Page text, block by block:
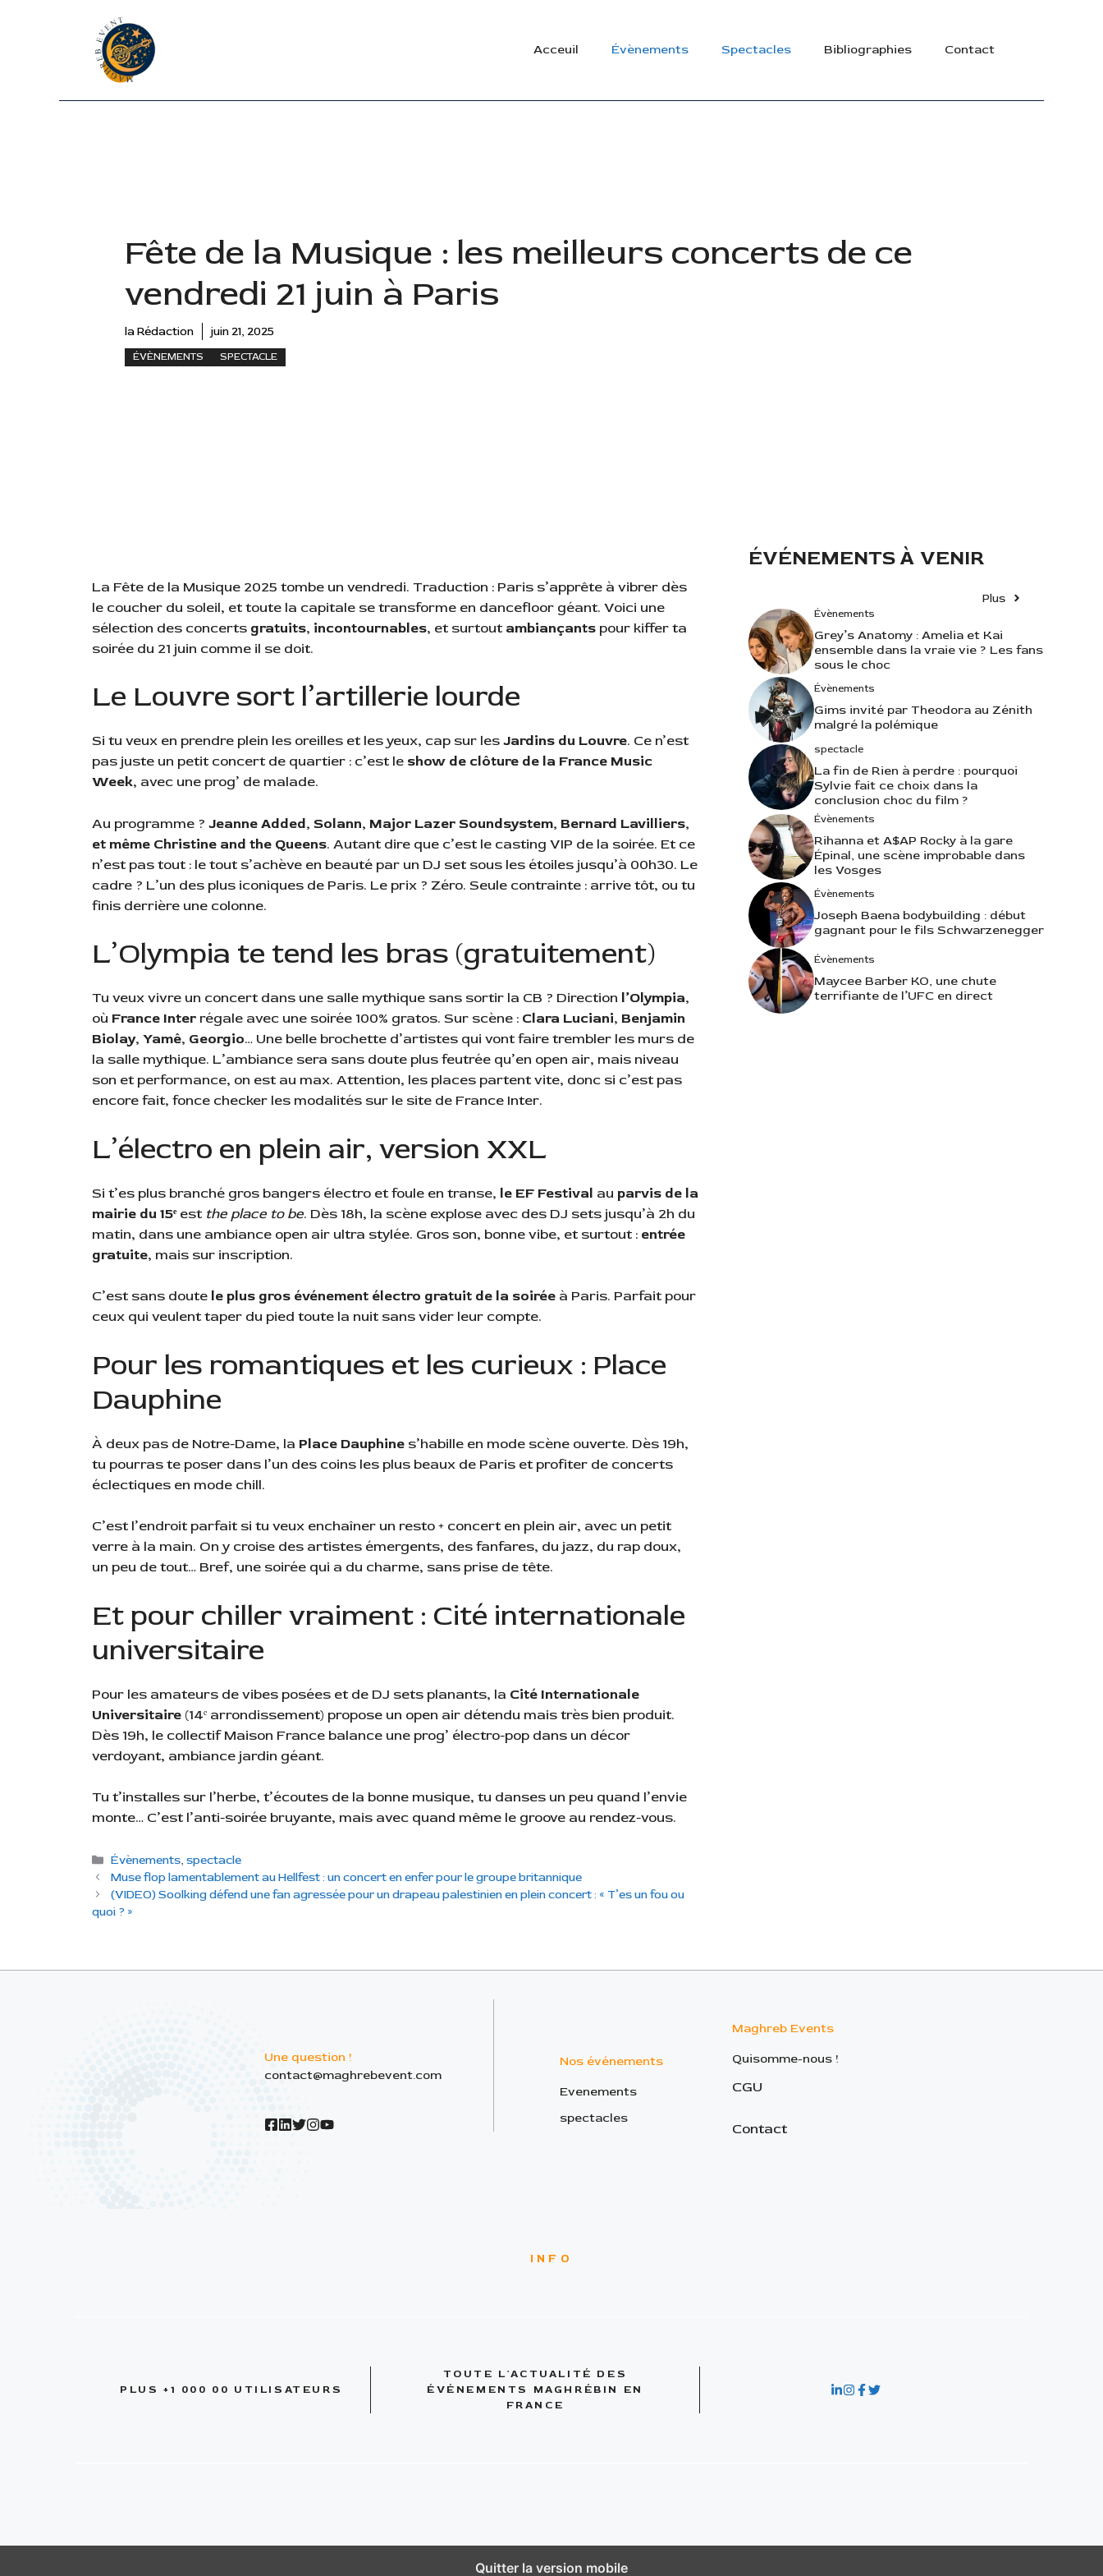
Acceuil Évènements Spectacles Bibliographies Contact
Fête de la Musique : les meilleurs concerts de ce
vendredi 21 juin à Paris
la Rédaction juin 21, 2025
ÉVÈNEMENTS SPECTACLE
La Fête de la Musique 2025 tombe un vendredi. Traduction : Paris s’apprête à vibrer dès
le coucher du soleil, et toute la capitale se transforme en dancefloor géant. Voici une
sélection des concerts gratuits, incontournables, et surtout ambiançants pour kiffer ta
soirée du 21 juin comme il se doit.
Le Louvre sort l’artillerie lourde
Si tu veux en prendre plein les oreilles et les yeux, cap sur lesJardins du Louvre. Ce n’est
pas juste un petit concert de quartier : c’est le show de clôture de la France Music
Week, avec une prog’ de malade.
Au programme ? Jeanne Added, Solann, Major Lazer Soundsystem, Bernard Lavilliers,
et même Christine and the Queens. Autant dire que c’est le casting VIP de la soirée. Et ce
n’est pas tout : le tout s’achève en beauté par un DJ set sous les étoiles jusqu’à 00h30. Le
cadre ? L’un des plus iconiques de Paris. Le prix ? Zéro. Seule contrainte : arrive tôt, ou tu
finis derrière une colonne.
L’Olympia te tend les bras (gratuitement)
Tu veux vivre un concert dans une salle mythique sans sortir la CB ? Direction l’Olympia,
où France Inter régale avec une soirée 100% gratos. Sur scène : Clara Luciani, Benjamin
Biolay, Yamê, Georgio… Une belle brochette d’artistes qui vont faire trembler les murs de
la salle mythique. L’ambiance sera sans doute plus feutrée qu’en open air, mais niveau
son et performance, on est au max. Attention, les places partent vite, donc si c’est pas
encore fait, fonce checker les modalités sur le site de France Inter.
L’électro en plein air, version XXL
Si t’es plus branché gros bangers électro et foule en transe, le EF Festival au parvis de la
mairie du 15ᵉ est the place to be. Dès 18h, la scène explose avec des DJ sets jusqu’à 2h du
matin, dans une ambiance open air ultra stylée. Gros son, bonne vibe, et surtout : entrée
gratuite, mais sur inscription.
C’est sans doute le plus gros événement électro gratuit de la soirée à Paris. Parfait pour
ceux qui veulent taper du pied toute la nuit sans vider leur compte.
Pour les romantiques et les curieux : Place
Dauphine
À deux pas de Notre-Dame, la Place Dauphine s’habille en mode scène ouverte. Dès 19h,
tu pourras te poser dans l’un des coins les plus beaux de Paris et profiter de concerts
éclectiques en mode chill.
C’est l’endroit parfait si tu veux enchaîner un resto + concert en plein air, avec un petit
verre à la main. On y croise des artistes émergents, des fanfares, du jazz, du rap doux,
un peu de tout… Bref, une soirée qui a du charme, sans prise de tête.
Et pour chiller vraiment : Cité internationale
universitaire
Pour les amateurs de vibes posées et de DJ sets planants, la Cité Internationale
Universitaire (14ᵉ arrondissement) propose un open air détendu mais très bien produit.
Dès 19h, le collectif Maison France balance une prog’ électro-pop dans un décor
verdoyant, ambiance jardin géant.
Tu t’installes sur l’herbe, t’écoutes de la bonne musique, tu danses un peu quand l’envie
monte… C’est l’anti-soirée bruyante, mais avec quand même le groove au rendez-vous.
C
a
t
é
Évènements,spectacle
Muse flop lamentablement au Hellfest : un concert en enfer pour le groupe britannique
(VIDEO) Soolking défend une fan agressée pour un drapeau palestinien en plein concert : « T’es un fou ou
quoi ? »
ÉVÉNEMENTS À VENIR
Plus
Évènements
Grey’s Anatomy : Amelia et Kai
ensemble dans la vraie vie ? Les fans
sous le choc
Évènements
Gims invité par Theodora au Zénith
malgré la polémique
spectacle
La fin de Rien à perdre : pourquoi
Sylvie fait ce choix dans la
conclusion choc du film ?
Évènements
Rihanna et A$AP Rocky à la gare
Épinal, une scène improbable dans
les Vosges
Évènements
Joseph Baena bodybuilding : début
gagnant pour le fils Schwarzenegger
Évènements
Maycee Barber KO, une chute
terrifiante de l’UFC en direct
Une question !
contact@maghrebevent.com
Nos événements
Evenements
spectacles
Maghreb Events
Quisomme-nous !
CGU
Contact
INFO
PLUS +1 000 00 UTILISATEURS
TOUTE L'ACTUALITÉ DES
ÉVÉNEMENTS MAGHRÉBIN EN
FRANCE
Quitter la version mobile